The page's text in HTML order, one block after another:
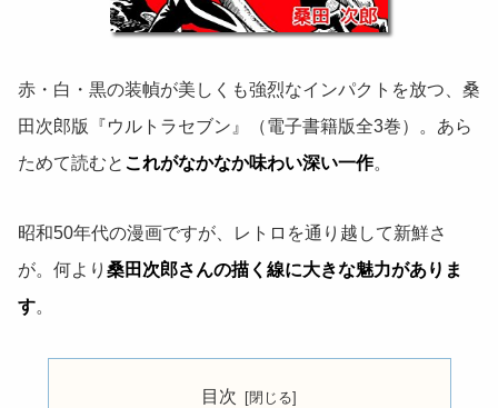
赤・白・黒の装幀が美しくも強烈なインパクトを放つ、桑
田次郎版『ウルトラセブン』（電子書籍版全3巻）。あら
ためて読むと これがなかなか味わい深い一作。
昭和50年代の漫画ですが、レトロを通り越して新鮮さ
が。何より 桑田次郎さんの描く線に大きな魅力がありま
す。
目次